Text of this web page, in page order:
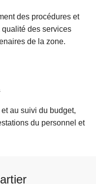
des procédures et
des services
de la zone.
au suivi du budget,
du personnel et